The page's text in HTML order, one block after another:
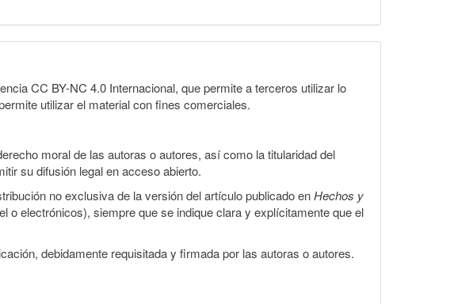
CC BY-NC 4.0 Internacional, que permite a terceros utilizar lo
utilizar el material con fines comerciales.
moral de las autoras o autores, así como la titularidad del
su difusión legal en acceso abierto.
no exclusiva de la versión del artículo publicado enHechos y
o electrónicos), siempre que se indique clara y explícitamente que el
debidamente requisitada y firmada por las autoras o autores.